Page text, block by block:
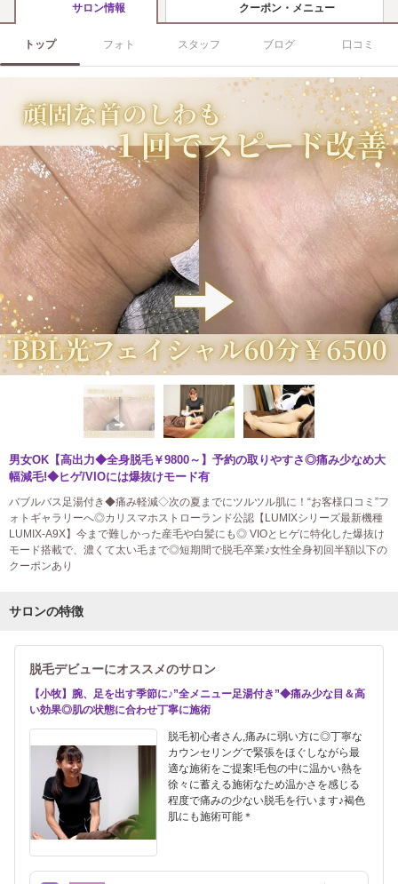
サロン情報 クーポン・メニュー
トップ フォト スタッフ ブログ 口コミ
男女OK【高出力◆全身脱毛￥9800～】予約の取りやすさ◎痛み少なめ大
幅減毛!◆ヒゲ/VIOには爆抜けモード有
バブルバス足湯付き◆痛み軽減◇次の夏までにツルツル肌に！“お客様口コミ”フ
ォトギャラリーへ◎カリスマホストローランド公認【LUMIXシリーズ最新機種
LUMIX-A9X】今まで難しかった産毛や白髪にも◎ VIOとヒゲに特化した爆抜け
モード搭載で、濃くて太い毛まで◎短期間で脱毛卒業♪女性全身初回半額以下の
クーポンあり
サロンの特徴
脱毛デビューにオススメのサロン
【小牧】腕、足を出す季節に♪”全メニュー足湯付き”◆痛み少な目＆高
い効果◎肌の状態に合わせ丁寧に施術
脱毛初心者さん,痛みに弱い方に◎丁寧な
カウンセリングで緊張をほぐしながら最
適な施術をご提案!毛包の中に温かい熱を
徐々に蓄える施術なため温かさを感じる
程度で痛みの少ない脱毛を行います♪褐色
肌にも施術可能＊